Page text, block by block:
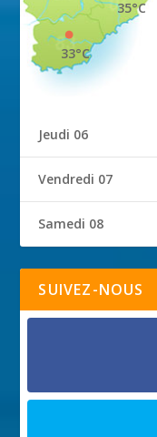
35°C
33°C
Jeudi 06
Vendredi 07
Samedi 08
SUIVEZ-NOUS